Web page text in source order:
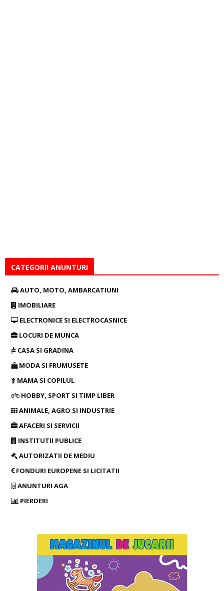
CATEGORII ANUNTURI
AUTO, MOTO, AMBARCATIUNI
IMOBILIARE
ELECTRONICE SI ELECTROCASNICE
LOCURI DE MUNCA
CASA SI GRADINA
MODA SI FRUMUSETE
MAMA SI COPILUL
HOBBY, SPORT SI TIMP LIBER
ANIMALE, AGRO SI INDUSTRIE
AFACERI SI SERVICII
INSTITUTII PUBLICE
AUTORIZATII DE MEDIU
FONDURI EUROPENE SI LICITATII
ANUNTURI AGA
PIERDERI